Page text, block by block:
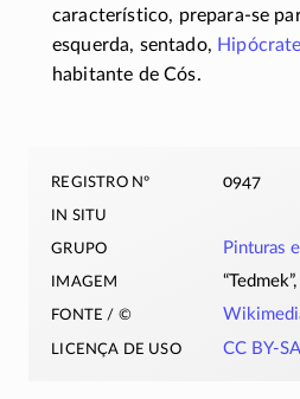
característico, prepara-se
esquerda, sentado,
habitante de Cós.
registro nº 0947
in situ
grupo
Pinturas
imagem
fonte / ©
licença de uso CC BY-